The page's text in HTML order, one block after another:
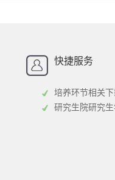
西南财经大学
快捷服务
培养环节相关下
研究生院研究